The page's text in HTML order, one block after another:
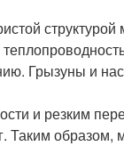
Грызуны и
и резким
Таким